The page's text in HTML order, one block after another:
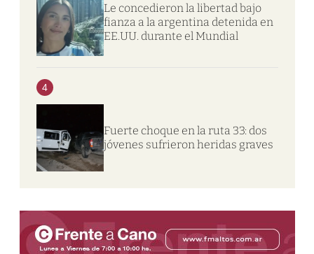
Le concedieron la libertad bajo
fianza a la argentina detenida en
EE.UU. durante el Mundial
4
Fuerte choque en la ruta 33: dos
jóvenes sufrieron heridas graves